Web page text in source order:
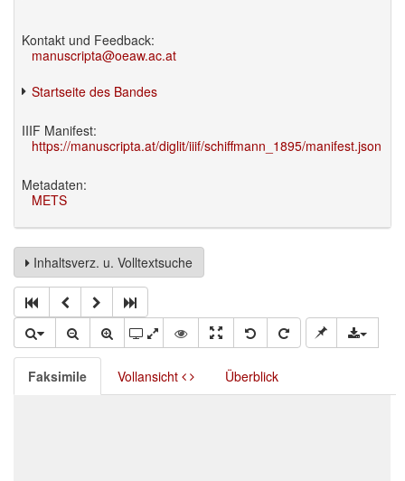
Kontakt und Feedback:
manuscripta@oeaw.ac.at
Startseite des Bandes
IIIF Manifest:
https://manuscripta.at/diglit/iiif/schiffmann_1895/manifest.json
Metadaten:
METS
Inhaltsverz. u. Volltextsuche
Faksimile Vollansicht Überblick